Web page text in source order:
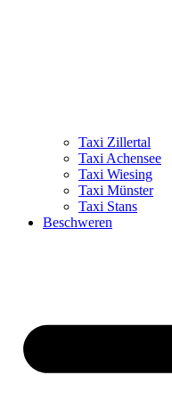
Taxi Zillertal
Taxi Achensee
Taxi Wiesing
Taxi Münster
Taxi Stans
Beschweren